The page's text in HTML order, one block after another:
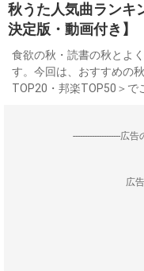
秋うた人気曲ランキ
決定版・動画付き】
食欲の秋・読書の秋とよ
す。今回は、おすすめの
TOP20・邦楽TOP50＞で
--------------------広
広